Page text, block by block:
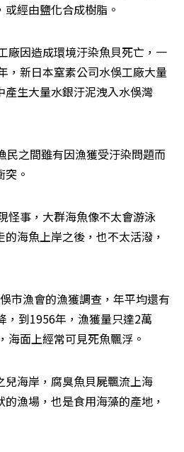
經由鹽化合成樹脂。
廠因造成環境汙染魚貝死亡，一
，新日本窒素公司水俁工廠大量
產生大量水銀汙泥洩入水俁灣
民之間雖有因漁獲受汙染問題而
。
怪事，大群海魚像不太會游泳
海魚上岸之後，也不太活潑，
市漁會的漁獲調查，年平均還有
，到1956年，漁獲量只達2萬
海面上經常可見死魚飄浮。
海岸，腐臭魚貝屍飄流上海
漁場，也是食用海藻的產地，